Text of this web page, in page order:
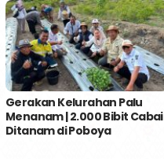
Gerakan Kelurahan Palu
Menanam | 2.000 Bibit Cabai
Ditanam di Poboya